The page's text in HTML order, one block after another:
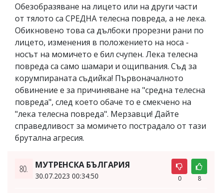
Обезобразяване на лицето или на други части
от тялото са СРЕДНА телесна повреда, а не лека.
Обикновено това са дълбоки прорезни рани по
лицето, изменения в положението на носа -
носът на момичето е бил счупен. Лека телесна
повреда са само шамари и ощипвания. Съд за
корумпираната съдийка! Първоначалното
обвинение е за причиняване на "средна телесна
повреда", след което обаче то е смекчено на
"лека телесна повреда". Мерзавци! Дайте
справедливост за момичето пострадало от тази
брутална агресия.
80. МУТРЕНСКА БЪЛГАРИЯ
30.07.2023 00:34:50 0 8